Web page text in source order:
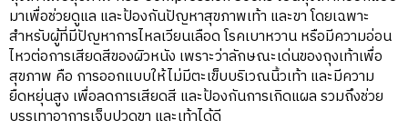
มาเพื่อช่วยดูแล และป้องกันปัญหาสุขภาพเท้า และขา โดยเฉพาะ
สำหรับผู้ที่มีปัญหาการไหลเวียนเลือด โรคเบาหวาน หรือมีความอ่อน
ไหวต่อการเสียดสีของผิวหนัง เพราะว่าลักษณะเด่นของถุงเท้าเพื่อ
สุขภาพ คือ การออกแบบให้ไม่มีตะเข็บบริเวณนิ้วเท้า และมีความ
ยืดหยุ่นสูง เพื่อลดการเสียดสี และป้องกันการเกิดแผล รวมถึงช่วย
บรรเทาอาการเจ็บปวดขา และเท้าได้ดี